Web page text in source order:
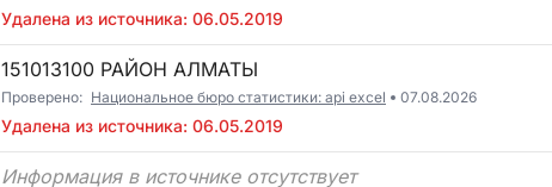
Удалена из источника: 06.05.2019
151013100 РАЙОН АЛМАТЫ
Проверено: Национальное бюро статистики: api excel 07.08.2026
Удалена из источника: 06.05.2019
Информация в источнике отсутствует